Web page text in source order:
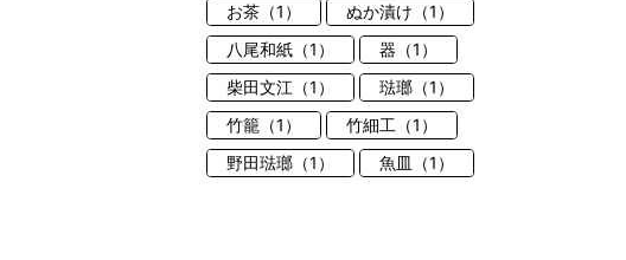
お茶（1）
ぬか漬け（1）
八尾和紙（1）
器（1）
柴田文江（1）
琺瑯（1）
竹籠（1）
竹細工（1）
野田琺瑯（1）
魚皿（1）